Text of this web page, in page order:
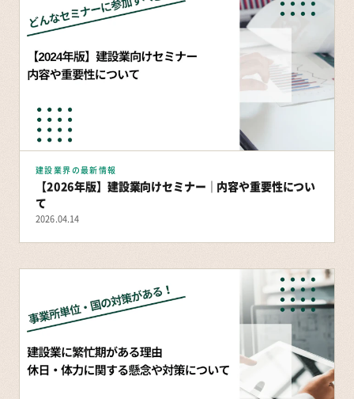
建設業界の最新情報
【2026年版】建設業向けセミナー｜内容や重要性につい
て
2026.04.14